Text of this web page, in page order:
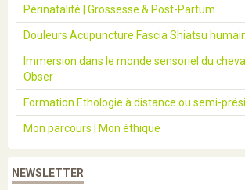
Périnatalité | Grossesse & Post-Partum
Douleurs Acupuncture Fascia Shiatsu
Immersion dans le monde sensoriel du
Obser
Formation Ethologie à distance ou semi-
Mon parcours | Mon éthique
NEWSLETTER